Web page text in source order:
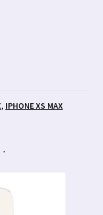
, IPHONE XS MAX